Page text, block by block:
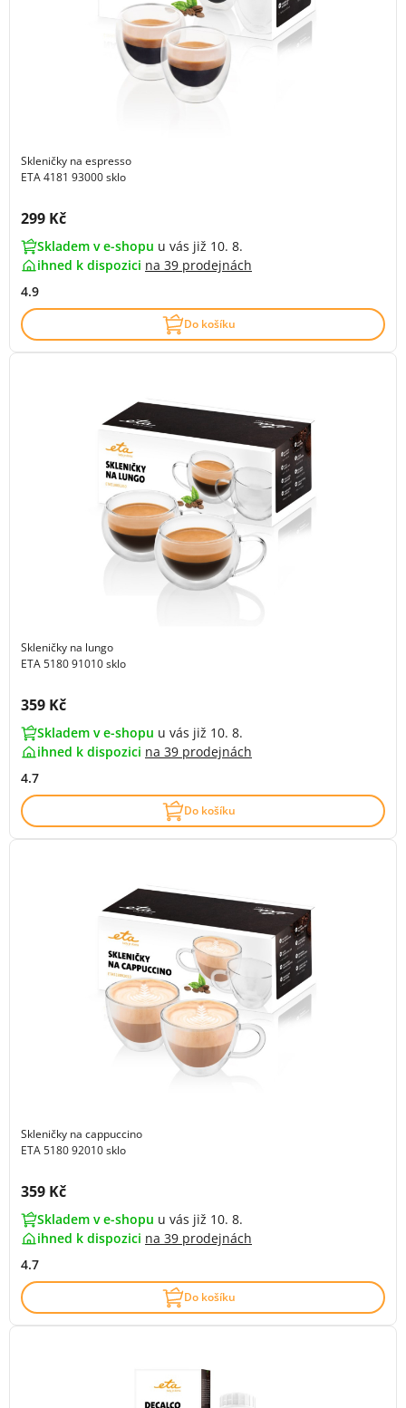
Skleničky na espresso
ETA 4181 93000 sklo
Cena s DPH:
299 Kč
Skladem v e-shopu u vás již 10. 8.
ihned k dispozici na 39 prodejnách
4.9
Do košíku
Skleničky na lungo
ETA 5180 91010 sklo
Cena s DPH:
359 Kč
Skladem v e-shopu u vás již 10. 8.
ihned k dispozici na 39 prodejnách
4.7
Do košíku
Skleničky na cappuccino
ETA 5180 92010 sklo
Cena s DPH:
359 Kč
Skladem v e-shopu u vás již 10. 8.
ihned k dispozici na 39 prodejnách
4.7
Do košíku